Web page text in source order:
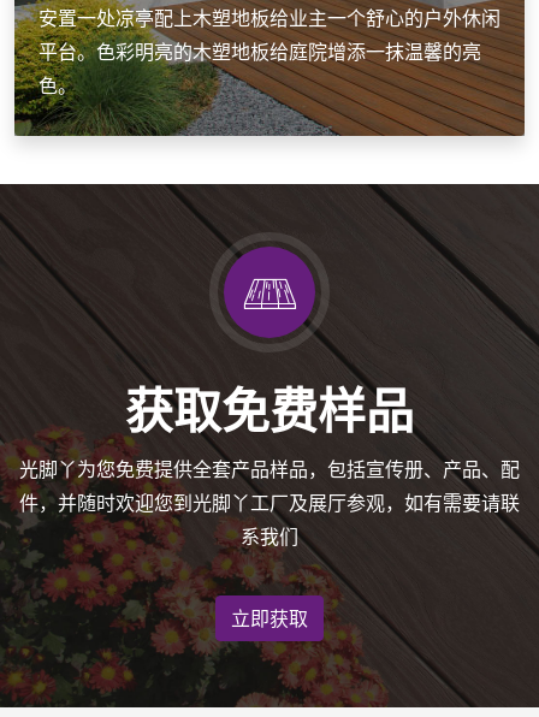
安置一处凉亭配上木塑地板给业主一个舒心的户外休闲
平台。色彩明亮的木塑地板给庭院增添一抹温馨的亮
色。
获取免费样品
光脚丫为您免费提供全套产品样品，包括宣传册、产品、配
件，并随时欢迎您到光脚丫工厂及展厅参观，如有需要请联
系我们
立即获取